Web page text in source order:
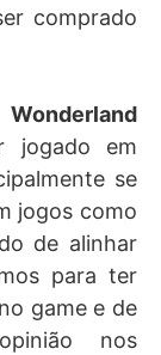
comprado
jogado em
se
jogos como
de alinhar
para ter
game e de
nos